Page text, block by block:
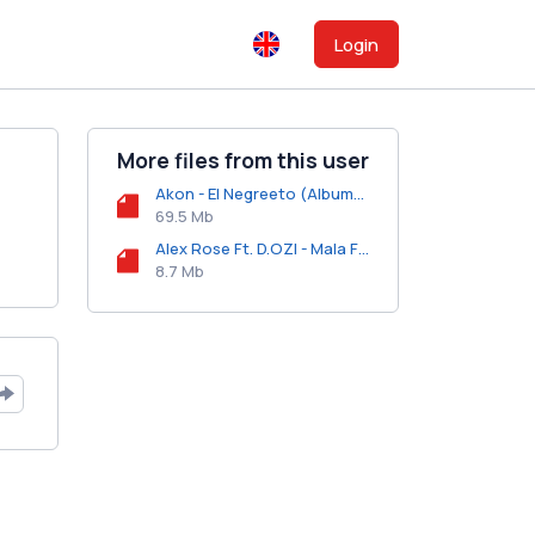
Login
More files from this user
Akon - El Negreeto (Album) (2019).zip
69.5 Mb
Alex Rose Ft. D.OZI - Mala Fama.mp3
8.7 Mb